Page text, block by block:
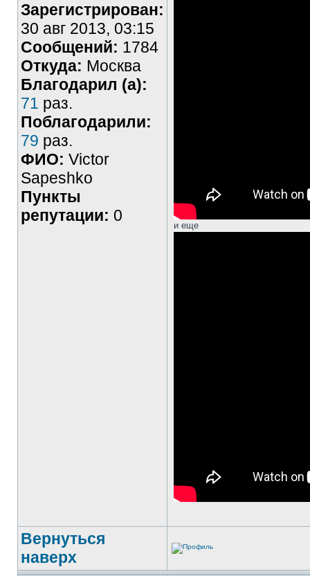
Зарегистрирован:
30 авг 2013, 03:15
Сообщений: 1784
Откуда: Москва
Благодарил (а):
71 раз.
Поблагодарили:
79 раз.
ФИО: Victor
Sapeshko
Пункты
репутации: 0
и еще
Вернуться
наверх